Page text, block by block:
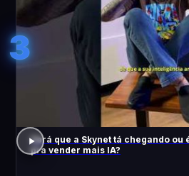
3
Será que a Skynet tá chegando ou
pra vender mais IA?